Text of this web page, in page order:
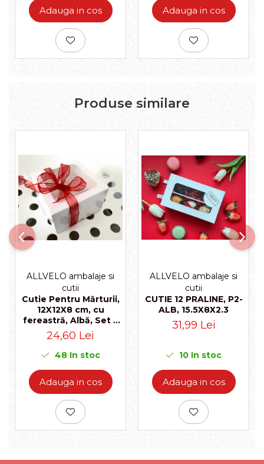
Adauga in cos Adauga in cos
Produse similare
ALLVELO ambalaje si
cutii
Cutie Pentru Mărturii,
12X12X8 cm, cu
fereastră, Albă, Set 5
Buc
24,60 Lei
48In stoc
Adauga in cos
ALLVELO ambalaje si
cutii
CUTIE 12 PRALINE, P2-
ALB, 15.5X8X2.3
31,99 Lei
10 In stoc
Adauga in cos